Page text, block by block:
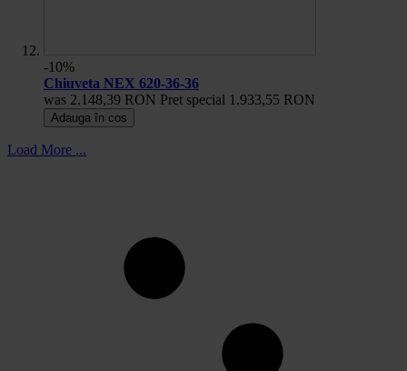
-10%
Chiuveta NEX 620-36-36
was 2.148,39 RON Pret special 1.933,55 RON
Adauga în cos
Load More ...